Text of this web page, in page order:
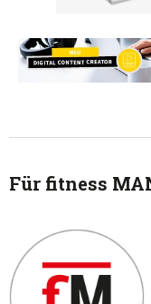
Für fitness